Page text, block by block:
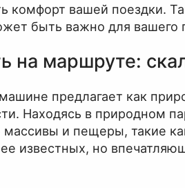
комфорт вашей поездки.
быть важно для вашего
на маршруте:
предлагает как
Находясь в природном
массивы и пещеры, такие
известных, но